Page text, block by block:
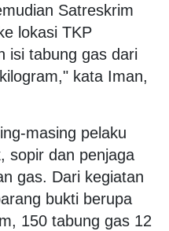
Satreskrim
lokasi TKP
isi tabung gas dari
kata Iman,
masing pelaku
sopir dan penjaga
gas. Dari kegiatan
bukti berupa
150 tabung gas 12